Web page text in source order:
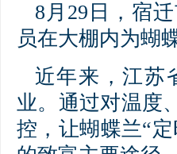
8月29日，宿
员在大棚内为蝴
近年来，江苏
业。通过对温度
控，让蝴蝶兰“